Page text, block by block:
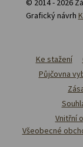
© 2014 - 2026
Grafický návrh
Ke stažení
Půjčovna
Vnitřní
Všeobecné